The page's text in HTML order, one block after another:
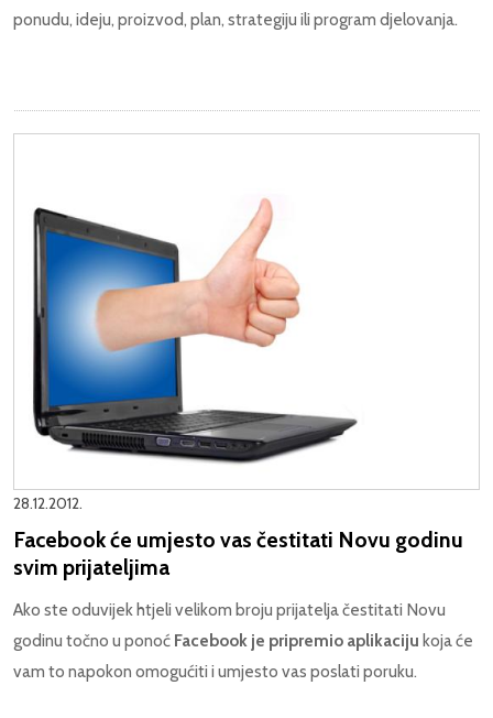
ponudu, ideju, proizvod, plan, strategiju ili program djelovanja.
28.12.2012.
Facebook će umjesto vas čestitati Novu godinu
svim prijateljima
Ako ste oduvijek htjeli velikom broju prijatelja čestitati Novu
godinu točno u ponoć Facebook je pripremio aplikaciju koja će
vam to napokon omogućiti i umjesto vas poslati poruku.